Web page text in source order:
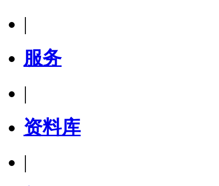
|
服务
|
资料库
|